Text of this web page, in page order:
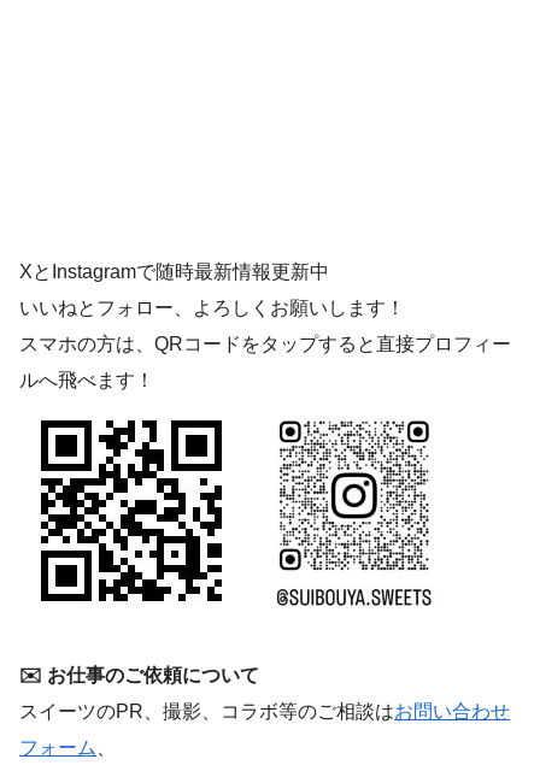
XとInstagramで随時最新情報更新中
いいねとフォロー、よろしくお願いします！
スマホの方は、QRコードをタップすると直接プロフィー
ルへ飛べます！
✉️ お仕事のご依頼について
スイーツのPR、撮影、コラボ等のご相談はお問い合わせ
フォーム